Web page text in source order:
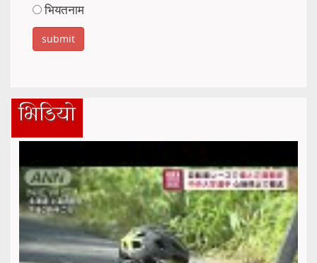
भियतनाम
भिडियो